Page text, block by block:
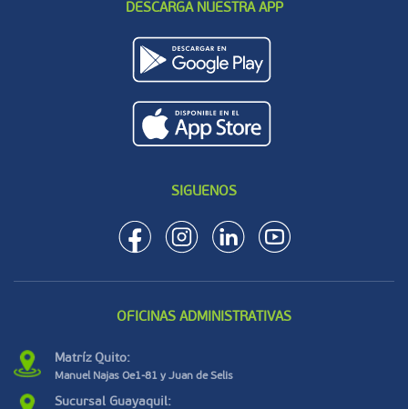
DESCARGA NUESTRA APP
SIGUENOS
OFICINAS ADMINISTRATIVAS
Matríz Quito:
Manuel Najas Oe1-81 y Juan de Selis
Sucursal Guayaquil: